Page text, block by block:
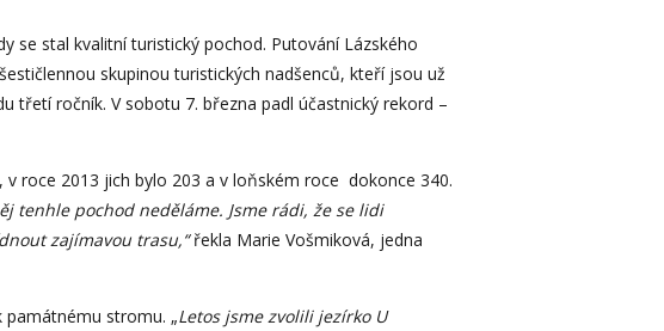
se stal kvalitní turistický pochod. Putování Lázského
skupinou turistických nadšenců, kteří jsou už
třetí ročník. V sobotu 7. března padl účastnický rekord –
roce 2013 jich bylo 203 a v loňském roce dokonce 340.
tenhle pochod neděláme. Jsme rádi, že se lidi
zajímavou trasu,“řekla Marie Vošmiková, jedna
památnému stromu. „Letos jsme zvolili jezírko U